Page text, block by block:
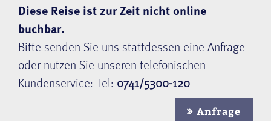
Diese Reise ist zur Zeit nicht online
buchbar.
Bitte senden Sie uns stattdessen eine Anfrage
oder nutzen Sie unseren telefonischen
Kundenservice: Tel: 0741/5300-120
Anfrage